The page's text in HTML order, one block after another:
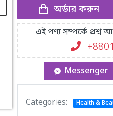
অর্ডার করুন
এই পণ্য সম্পর্কে
Messenger
Categories: Health &